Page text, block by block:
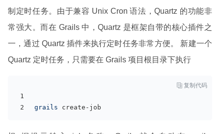
制定时任务。由于兼容 Unix Cron 语法，Quartz 的功能非
常强大。而在 Grails 中，Quartz 是框架自带的核心插件之
一，通过 Quartz 插件来执行定时任务非常方便。 新建一个
Quartz 定时任务，只需要在 Grails 项目根目录下执行
 复制代码
grails create-job